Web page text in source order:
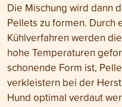
Die Mischung wird dann
Pellets zu formen. Durch
Kühlverfahren werden
hohe Temperaturen
schonende Form ist,
verkleistern bei der
Hund optimal verdaut